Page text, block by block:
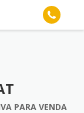
PARA VENDA